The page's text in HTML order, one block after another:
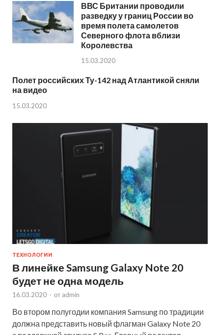
ВВС Британии проводили
разведку у границ России во
время полета самолетов
Северного флота вблизи
Королевства
15.03.2020
Полет российских Ту-142 над Атлантикой сняли
на видео
15.03.2020
ТЕХНОЛОГИИ
В линейке Samsung Galaxy Note 20
будет не одна модель
16.03.2020 - от admin
Во втором полугодии компания Samsung по традиции
должна представить новый флагман Galaxy Note 20